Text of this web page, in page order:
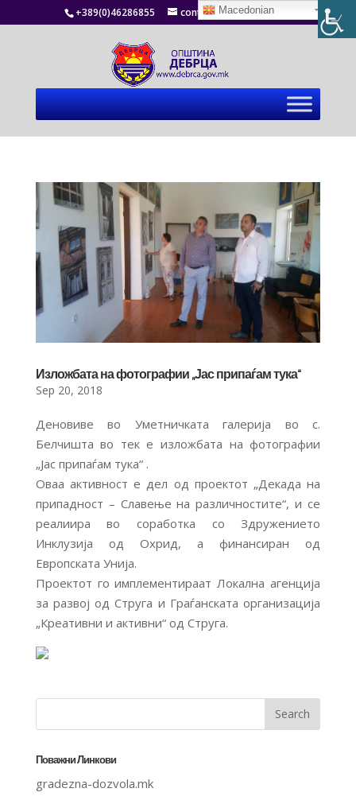
+389(0)46286855 contact@debrca.gov.mk
Изложбата на фотографии „Јас припаѓам тука“
Sep 20, 2018
Деновиве во Уметничката галерија во с.
Белчишта во тек е изложбата на фотографии
„Јас припаѓам тука“ .
Оваа активност е дел од проектот „Декада на
припадност – Славење на различностите“, и се
реалиира во соработка со Здружението
Инклузија од Охрид, а финансиран од
Европската Унија.
Проектот го имплементираат Локална агенција
за развој од Струга и Граѓанската организација
„Креативни и активни“ од Струга.
Поважни Линкови
gradezna-dozvola.mk
Macedonian